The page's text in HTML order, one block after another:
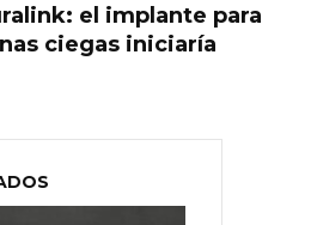
el implante para
ciegas iniciaría